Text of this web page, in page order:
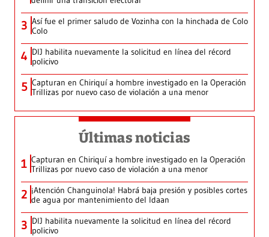
3 Así fue el primer saludo de Vozinha con la hinchada de Colo
Colo
4 DIJ habilita nuevamente la solicitud en línea del récord
policivo
5 Capturan en Chiriquí a hombre investigado en la Operación
Trillizas por nuevo caso de violación a una menor
Últimas noticias
1 Capturan en Chiriquí a hombre investigado en la Operación
Trillizas por nuevo caso de violación a una menor
2 ¡Atención Changuinola! Habrá baja presión y posibles cortes
de agua por mantenimiento del Idaan
3 DIJ habilita nuevamente la solicitud en línea del récord
policivo